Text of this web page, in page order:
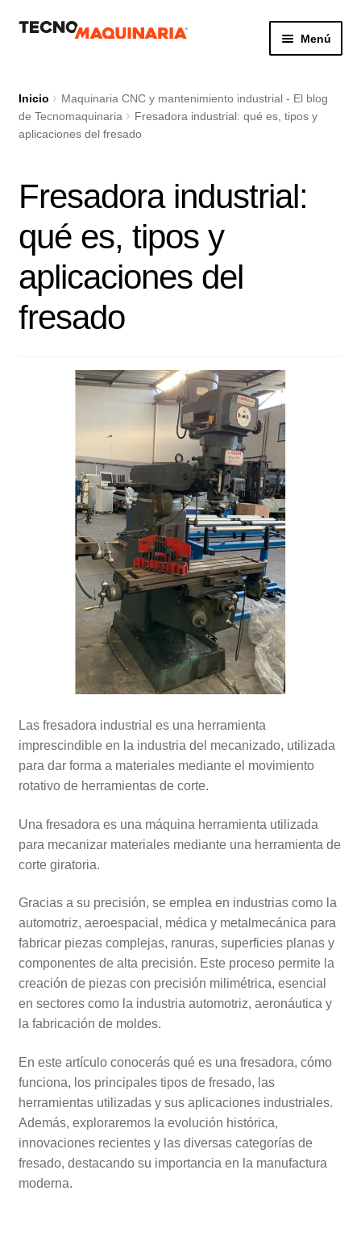
IrIr
Menú
Nosotros
Servicio
Contacto
Inicio
Maquinaria CNC y mantenimiento industrial - El blog
de Tecnomaquinaria
Fresadora industrial: qué es, tipos y
aplicaciones del fresado
Fresadora industrial:
qué es, tipos y
aplicaciones del
fresado
Las fresadora industrial es una herramienta
imprescindible en la industria del mecanizado, utilizada
para dar forma a materiales mediante el movimiento
rotativo de herramientas de corte.
Una fresadora es una máquina herramienta utilizada
para mecanizar materiales mediante una herramienta de
corte giratoria.
Gracias a su precisión, se emplea en industrias como la
automotriz, aeroespacial, médica y metalmecánica para
fabricar piezas complejas, ranuras, superficies planas y
componentes de alta precisión. Este proceso permite la
creación de piezas con precisión milimétrica, esencial
en sectores como la industria automotriz, aeronáutica y
la fabricación de moldes.
En este artículo conocerás qué es una fresadora, cómo
funciona, los principales tipos de fresado, las
herramientas utilizadas y sus aplicaciones industriales.
Además, exploraremos la evolución histórica,
innovaciones recientes y las diversas categorías de
fresado, destacando su importancia en la manufactura
moderna.